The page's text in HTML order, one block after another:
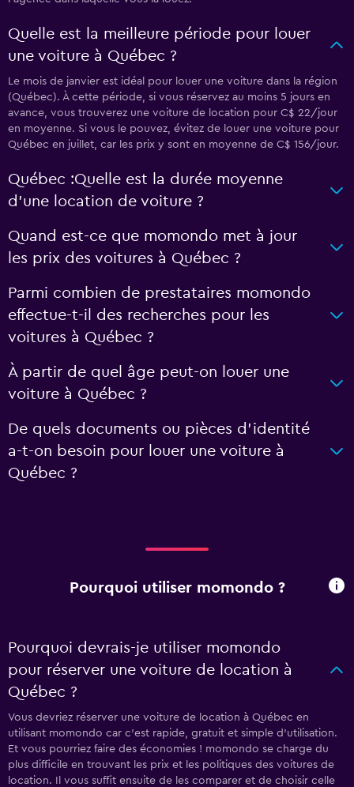
Quelle est la meilleure période pour louer
une voiture à Québec ?
Le mois de janvier est idéal pour louer une voiture dans la région
(Québec). À cette période, si vous réservez au moins 5 jours en
avance, vous trouverez une voiture de location pour C$ 22/jour
en moyenne. Si vous le pouvez, évitez de louer une voiture pour
Québec en juillet, car les prix y sont en moyenne de C$ 156/jour.
Québec :Quelle est la durée moyenne
d’une location de voiture ?
Quand est-ce que momondo met à jour
les prix des voitures à Québec ?
Parmi combien de prestataires momondo
effectue-t-il des recherches pour les
voitures à Québec ?
À partir de quel âge peut-on louer une
voiture à Québec ?
De quels documents ou pièces d'identité
a-t-on besoin pour louer une voiture à
Québec ?
Pourquoi utiliser momondo ?
Pourquoi devrais-je utiliser momondo
pour réserver une voiture de location à
Québec ?
Vous devriez réserver une voiture de location à Québec en
utilisant momondo car c'est rapide, gratuit et simple d'utilisation.
Et vous pourriez faire des économies ! momondo se charge du
plus difficile en trouvant les prix et les politiques des voitures de
location. Il vous suffit ensuite de les comparer et de choisir celle